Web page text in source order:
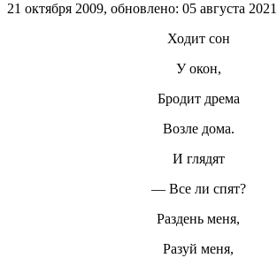
21 октября 2009, обновлено: 05 августа 2021
Ходит сон
У окон,
Бродит дрема
Возле дома.
И глядят
— Все ли спят?
Раздень меня,
Разуй меня,